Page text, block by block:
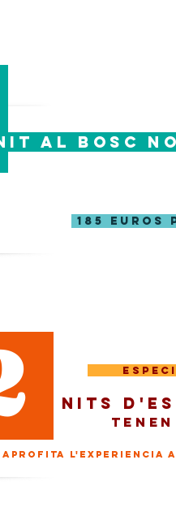
185 Euros
al bosc
nits
tenen
aprofita l'experiencia